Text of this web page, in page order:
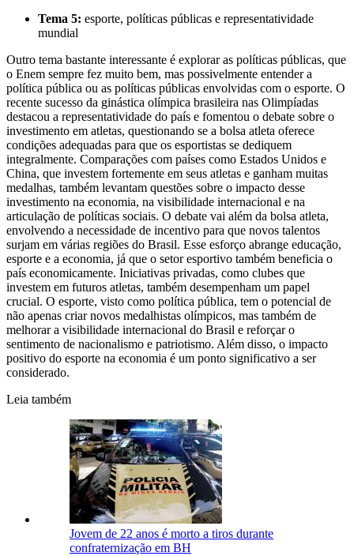
Tema 5: esporte, políticas públicas e representatividade
mundial
Outro tema bastante interessante é explorar as políticas públicas, que
o Enem sempre fez muito bem, mas possivelmente entender a
política pública ou as políticas públicas envolvidas com o esporte. O
recente sucesso da ginástica olímpica brasileira nas Olimpíadas
destacou a representatividade do país e fomentou o debate sobre o
investimento em atletas, questionando se a bolsa atleta oferece
condições adequadas para que os esportistas se dediquem
integralmente. Comparações com países como Estados Unidos e
China, que investem fortemente em seus atletas e ganham muitas
medalhas, também levantam questões sobre o impacto desse
investimento na economia, na visibilidade internacional e na
articulação de políticas sociais. O debate vai além da bolsa atleta,
envolvendo a necessidade de incentivo para que novos talentos
surjam em várias regiões do Brasil. Esse esforço abrange educação,
esporte e a economia, já que o setor esportivo também beneficia o
país economicamente. Iniciativas privadas, como clubes que
investem em futuros atletas, também desempenham um papel
crucial. O esporte, visto como política pública, tem o potencial de
não apenas criar novos medalhistas olímpicos, mas também de
melhorar a visibilidade internacional do Brasil e reforçar o
sentimento de nacionalismo e patriotismo. Além disso, o impacto
positivo do esporte na economia é um ponto significativo a ser
considerado.
Leia também
Jovem de 22 anos é morto a tiros durante
confraternização em BH